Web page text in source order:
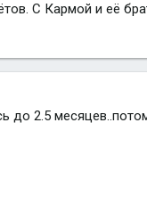
С Кармой и её
до 2.5